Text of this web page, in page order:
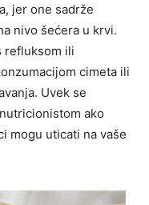
jer one sadrže
nivo šećera u krvi.
refluksom ili
cimeta ili
Uvek se
ako
mogu uticati na vaše